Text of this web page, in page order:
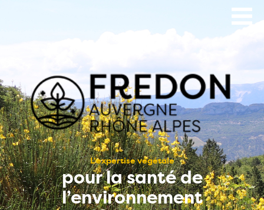
L’expertise végétale
pour la santé de
l’environnement